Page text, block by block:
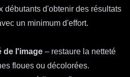
débutants d'obtenir des résultats
un minimum d'effort.
de l'image – restaure la netteté
floues ou décolorées.